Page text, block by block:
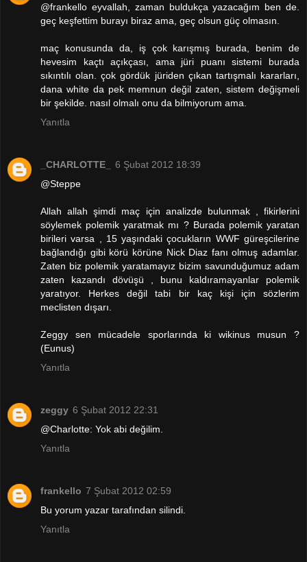
@frankello eyvallah, zaman buldukça yazacağım ben de.
geç keşfettim burayı biraz ama, geç olsun güç olmasın.
maç konusunda da, iş çok karışmış burada, benim de
hevesim kaçtı açıkçası, ama jüri puanı sistemi burada
sıkıntılı olan. çok gördük jüriden çıkan tartışmalı kararları,
dana white da pek memnun değil zaten, sistem değişmeli
bir şekilde. nasıl olmalı onu da bilmiyorum ama.
Yanıtla
_CHARLOTTE_
6 Şubat 2012 18:39
@Steppe
Allah allah şimdi maç için analizde bulunmak , fikirlerini
söylemek polemik yaratmak mı ? Burada polemik yaratan
birileri varsa , 15 yaşındaki çocukların WWF güreşcilerine
bağlandığı gibi körü körüne Nick Diaz fanı olmuş adamlar.
Zaten biz polemik yaratamayız bizim savunduğumuz adam
zaten kazandı dövüşü , bunu kaldıramayanlar polemik
yaratıyor. Herkes değil tabi bir kaç kişi için sözlerim
meclisten dışarı.
Zeggy sen mücadele sporlarında ki wikinus musun ?
(Eunus)
Yanıtla
zeggy 6 Şubat 2012 22:31
@Charlotte: Yok abi değilim.
Yanıtla
frankello 7 Şubat 2012 02:59
Bu yorum yazar tarafından silindi.
Yanıtla